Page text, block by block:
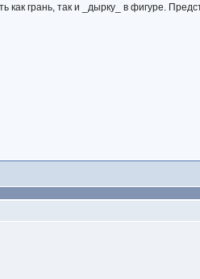
как грань, так и _дырку_ в фигуре.